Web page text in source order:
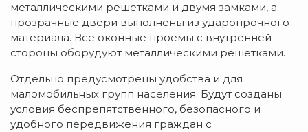
металлическими решетками и двумя замками, а
прозрачные двери выполнены из ударопрочного
материала. Все оконные проемы с внутренней
стороны оборудуют металлическими решетками.
Отдельно предусмотрены удобства и для
маломобильных групп населения. Будут созданы
условия беспрепятственного, безопасного и
удобного передвижения граждан с